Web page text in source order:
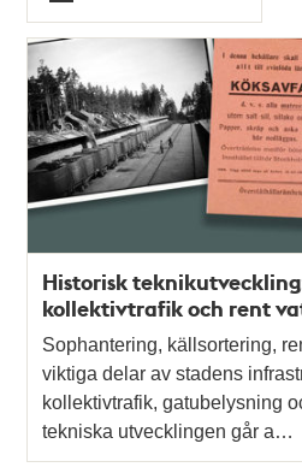
Typ
Historisk
kollektivtrafik och rent
Sophantering, källsortering,
viktiga delar av stadens
kollektivtrafik, gatubelysning
tekniska utvecklingen går a…